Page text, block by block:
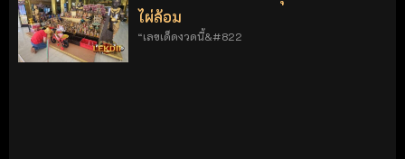
ไผ่ล้อม
“เลขเด็ดงวดนี้&#822